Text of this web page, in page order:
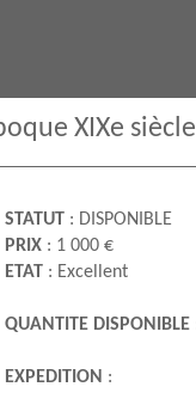
XIXe
STATUT : DISPONIBLE
PRIX : 1 000 €
ETAT : Excellent
QUANTITE DISPONIBLE
EXPEDITION :